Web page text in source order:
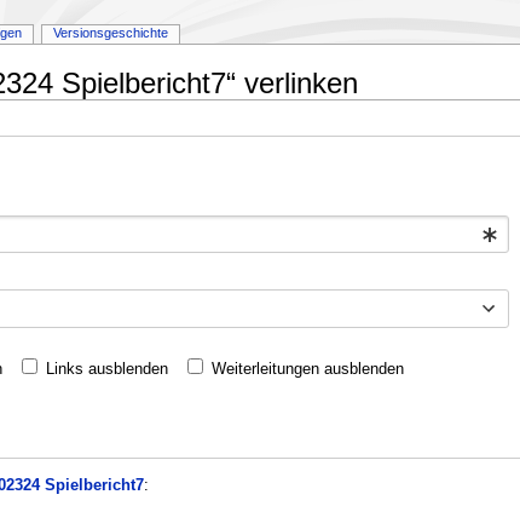
Spielbericht7“ verlinken
Links ausblenden Weiterleitungen ausblenden
Spielbericht7:
Versionsgeschichte